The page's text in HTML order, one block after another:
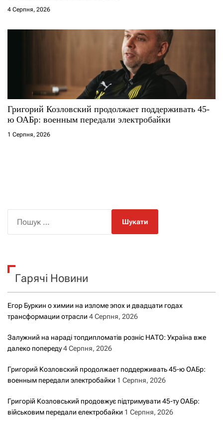
4 Серпня, 2026
Григорий Козловский продолжает поддерживать 45-
ю ОАБр: военным передали электробайки
1 Серпня, 2026
к
Гарячі Новини
Егор Буркин о химии на изломе эпох и двадцати годах
трансформации отрасли 4 Серпня, 2026
Залужний на нараді топдипломатів розніс НАТО: Україна вже
далеко попереду4 Серпня, 2026
Григорий Козловский продолжает поддерживать 45-ю ОАБр:
военным передали электробайки 1 Серпня, 2026
Григорій Козловський продовжує підтримувати 45-ту ОАБр:
військовим передали електробайки 1 Серпня, 2026